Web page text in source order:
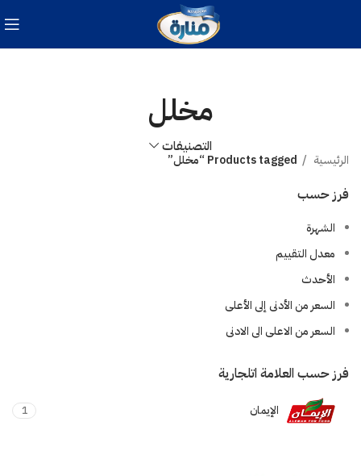
مخلل
التصنيفات
الرئيسية Products tagged “مخلل”
فرز حسب
الشهرة
معدل التقييم
الأحدث
السعر من الأدنى إلى الأعلى
السعر من الاعلى الى الادنى
فرز حسب العلامة اتلجارية
الإيمان 1